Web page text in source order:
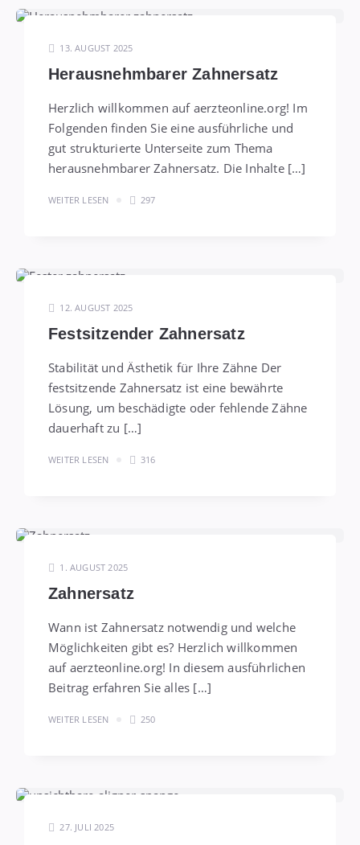
13. AUGUST 2025
Herausnehmbarer Zahnersatz
Herzlich willkommen auf aerzteonline.org! Im
Folgenden finden Sie eine ausführliche und
gut strukturierte Unterseite zum Thema
herausnehmbarer Zahnersatz. Die Inhalte […]
WEITER LESEN 297
12. AUGUST 2025
Festsitzender Zahnersatz
Stabilität und Ästhetik für Ihre Zähne Der
festsitzende Zahnersatz ist eine bewährte
Lösung, um beschädigte oder fehlende Zähne
dauerhaft zu […]
WEITER LESEN 316
1. AUGUST 2025
Zahnersatz
Wann ist Zahnersatz notwendig und welche
Möglichkeiten gibt es? Herzlich willkommen
auf aerzteonline.org! In diesem ausführlichen
Beitrag erfahren Sie alles […]
WEITER LESEN 250
27. JULI 2025